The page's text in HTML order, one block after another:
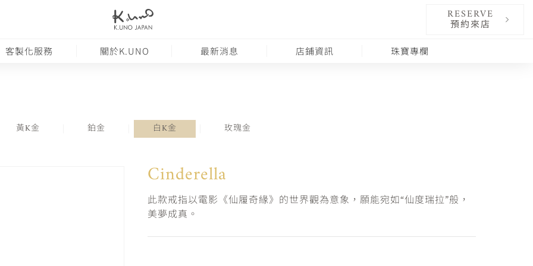
RESERVE
預約來店
客製化服務 關於K.UNO 最新消息 店鋪資訊 珠寶專欄
黃K金 鉑金 白K金 玫瑰金
Cinderella
此款戒指以電影《仙履奇緣》的世界觀為意象，願能宛如“仙度瑞拉”般，
美夢成真。